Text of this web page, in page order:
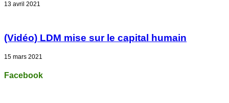
13 avril 2021
(Vidéo) LDM mise sur le capital humain
15 mars 2021
Facebook